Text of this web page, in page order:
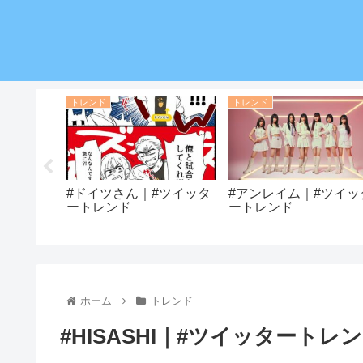
トレンド
#ドイツさん｜#ツイッタ
ートレンド
トレンド
#アンレイム｜#ツイッ
ートレンド
ホーム トレンド
#HISASHI｜#ツイッタートレ